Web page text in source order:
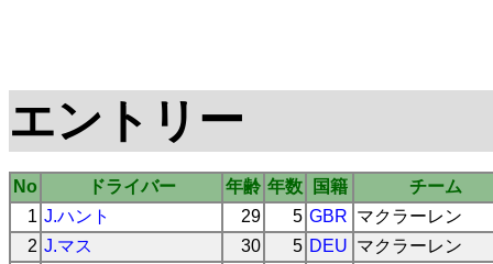
エントリー
No ドライバー 年齢 年数 国籍
チーム
1 J.ハント 29 5 GBR マクラーレン
2 J.マス 30 5 DEU マクラーレン